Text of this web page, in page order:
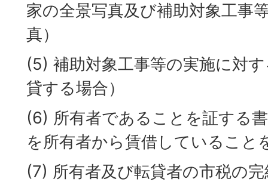
家の全景写真及び補助対象工事
真）
(5) 補助対象工事等の実施に対
貸する場合）
(6) 所有者であることを証する
を所有者から賃借していること
(7) 所有者及び転貸者の市税の